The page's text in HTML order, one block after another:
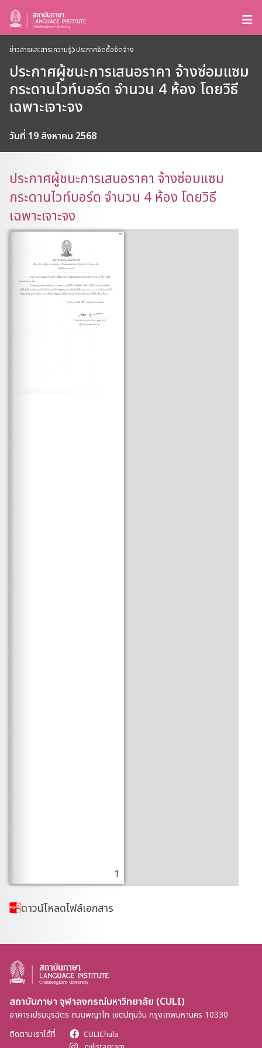
ข่าวสารและสาระความรู้ ประกาศจัดซื้อจัดจ้าง
ประกาศผู้ชนะการเสนอราคา จ้างซ่อมแซม
กระดานไวท์บอร์ด จำนวน 4 ห้อง โดยวิธี
เฉพาะเจาะจง
วันที่ 19 สิงหาคม 2568
ประกาศผู้ชนะการเสนอราคา จ้างซ่อมแซม
กระดานไวท์บอร์ด จำนวน 4 ห้อง โดยวิธี
เฉพาะเจาะจง
1
ดาวน์โหลดไฟล์เอกสาร
สถาบันภาษา จุฬาลงกรณ์มหาวิทยาลัย (CULI)
อาคารเปรมบุรฉัตร ถนนพญาไท เขตปทุมวัน กรุงเทพมหานคร 10330
ติดตามเราได้ที่
CULIChula